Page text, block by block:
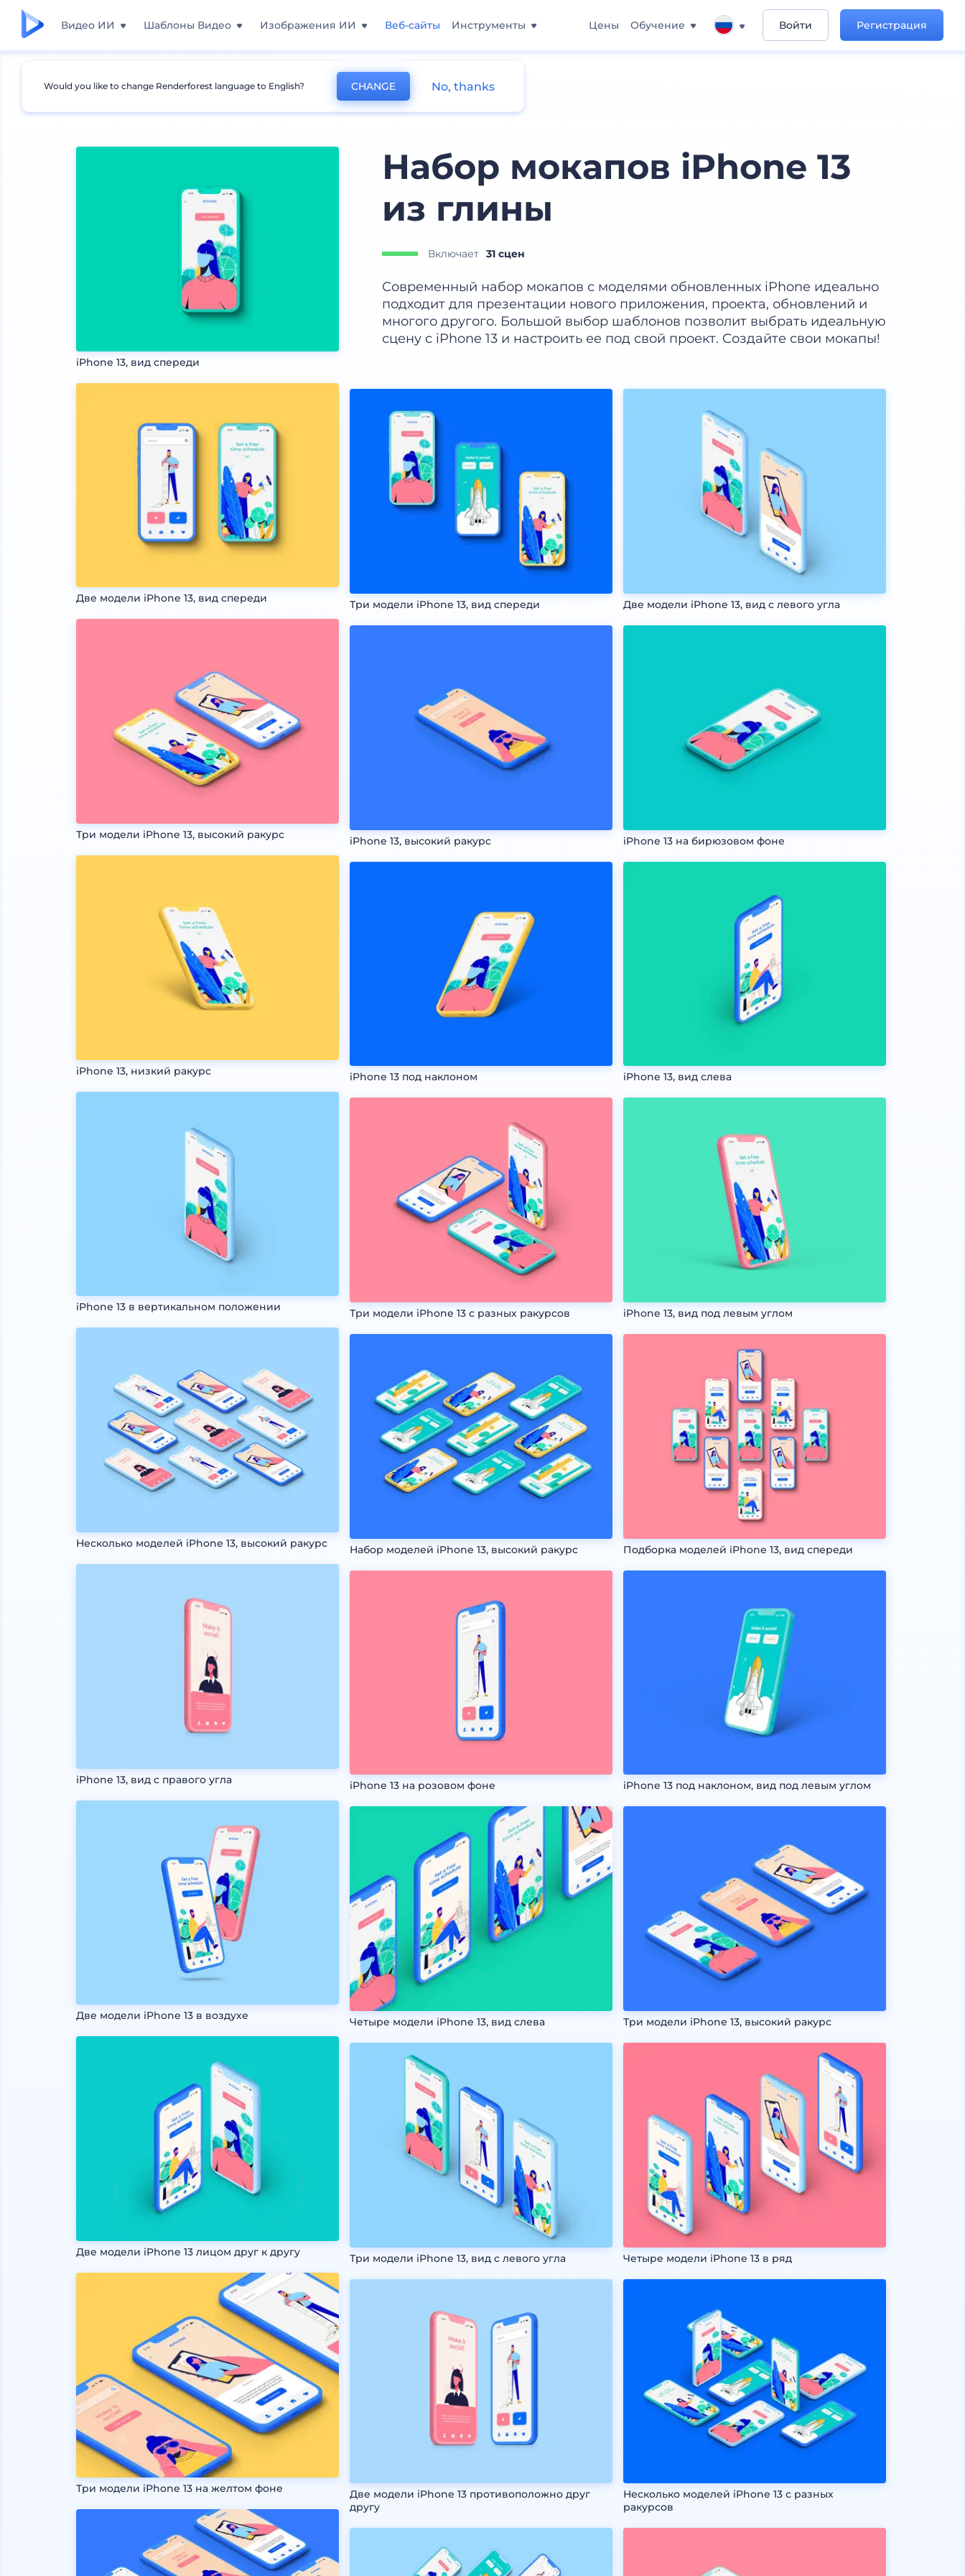
Видео ИИ Шаблоны Видео Изображения ИИ Веб-сайты Инструменты Цены Обучение Войти Регистрация
Мокапы Устройства Мокапы iPhone
iPhone 13, вид спереди
Две модели iPhone 13, вид спереди
Три модели iPhone 13, высокий ракурс
iPhone 13, низкий ракурс
iPhone 13 в вертикальном положении
Несколько моделей iPhone 13, высокий ракурс
iPhone 13, вид с правого угла
Две модели iPhone 13 в воздухе
Две модели iPhone 13 лицом друг к другу
Три модели iPhone 13 на желтом фоне
Набор мокапов iPhone 13
из глины
Включает 31 сцен
Современный набор мокапов с моделями обновленных iPhone идеально
подходит для презентации нового приложения, проекта, обновлений и
многого другого. Большой выбор шаблонов позволит выбрать идеальную
сцену с iPhone 13 и настроить ее под свой проект. Создайте свои мокапы!
Три модели iPhone 13, вид спереди
iPhone 13, высокий ракурс
iPhone 13 под наклоном
Три модели iPhone 13 с разных ракурсов
Набор моделей iPhone 13, высокий ракурс
iPhone 13 на розовом фоне
Четыре модели iPhone 13, вид слева
Три модели iPhone 13, вид с левого угла
Две модели iPhone 13 противоположно друг
другу
Две модели iPhone 13, вид с левого угла
iPhone 13 на бирюзовом фоне
iPhone 13, вид слева
iPhone 13, вид под левым углом
Подборка моделей iPhone 13, вид спереди
iPhone 13 под наклоном, вид под левым углом
Три модели iPhone 13, высокий ракурс
Четыре модели iPhone 13 в ряд
Несколько моделей iPhone 13 с разных
ракурсов
Would you like to change Renderforest language to English? CHANGE No, thanks